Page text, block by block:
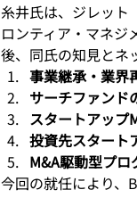
糸井氏は、ジレット
ロンティア・マネジ
後、同氏の知見とネ
事業継承・業界
サーチファンド
スタートアップ
投資先スタート
M&A駆動型プ
今回の就任により、